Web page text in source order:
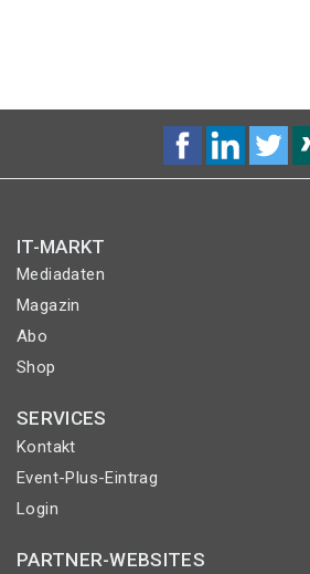
IT-MARKT
Mediadaten
Magazin
Abo
Shop
SERVICES
Kontakt
Event-Plus-Eintrag
Login
PARTNER-WEBSITES